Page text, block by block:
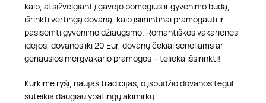
kaip, atsižvelgiant į gavėjo pomėgius ir gyvenimo būdą,
išrinkti vertingą dovaną, kaip įsimintinai pramogauti ir
pasisemti gyvenimo džiaugsmo. Romantiškos vakarienės
idėjos, dovanos iki 20 Eur, dovanų čekiai seneliams ar
geriausios mergvakario pramogos – telieka išsirinkti!
Kurkime ryšį, naujas tradicijas, o įspūdžio dovanos tegul
suteikia daugiau ypatingų akimirkų.